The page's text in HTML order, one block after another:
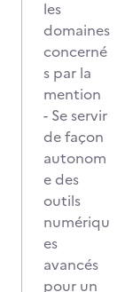
les
domaines
concerné
s par la
mention
- Se servir
de façon
autonom
e des
outils
numériqu
es
avancés
pour un